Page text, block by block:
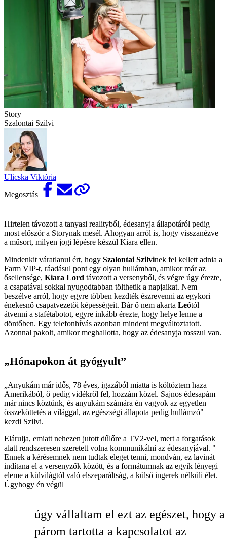
Story
Szalontai Szilvi
Ulicska Viktória
Megosztás
Hirtelen távozott a tanyasi realityből, édesanyja állapotáról pedig
most először a Storynak mesél. Ahogyan arról is, hogy visszanézve
a műsort, milyen jogi lépésre készül Kiara ellen.
Mindenkit váratlanul ért, hogy Szalontai Szilvinek fel kellett adnia a
Farm VIP-t, ráadásul pont egy olyan hullámban, amikor már az
ősellensége, Kiara Lord távozott a versenyből, és végre úgy érezte,
a csapatával sokkal nyugodtabban tölthetik a napjaikat. Nem
beszélve arról, hogy egyre többen kezdték észrevenni az egykori
énekesnő csapatvezetői képességeit. Bár ő nem akarta Leótól
átvenni a stafétabotot, egyre inkább érezte, hogy helye lenne a
döntőben. Egy telefonhívás azonban mindent megváltoztatott.
Azonnal pakolt, amikor meghallotta, hogy az édesanyja rosszul van.
„Hónapokon át gyógyult”
„Anyukám már idős, 78 éves, igazából miatta is költöztem haza
Amerikából, ő pedig vidékről fel, hozzám közel. Sajnos édesapám
már nincs köztünk, és anyukám számára én vagyok az egyetlen
összeköttetés a világgal, az egészségi állapota pedig hullámzó" –
kezdi Szilvi.
Elárulja, emiatt nehezen jutott dűlőre a TV2-vel, mert a forgatások
alatt rendszeresen szeretett volna kommunikálni az édesanyjával. "
Ennek a kérésemnek nem tudtak eleget tenni, mondván, ez lavinát
indítana el a versenyzők között, és a formátumnak az egyik lényegi
eleme a külvilágtól való elszeparáltság, a külső ingerek nélküli élet.
Úgyhogy én végül
úgy vállaltam el ezt az egészet, hogy a
párom tartotta a kapcsolatot az